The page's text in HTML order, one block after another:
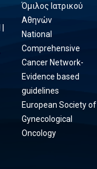
Όμιλος Ιατρικού
Αθηνών
National
Comprehensive
Cancer Network-
Evidence based
guidelines
European Society of
Gynecological
Oncology